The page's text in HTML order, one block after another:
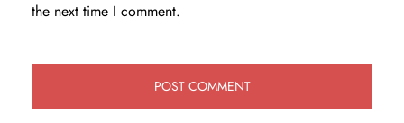
the next time I comment.